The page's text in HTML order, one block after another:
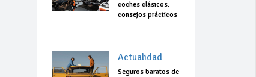
coches clásicos:
consejos prácticos
Actualidad
Seguros baratos de